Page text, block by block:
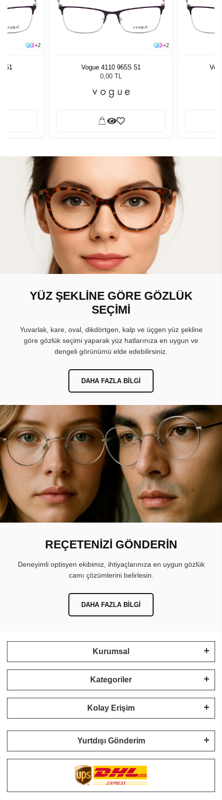
+2
51
+2
Vogue 4110 965S 51
0,00 TL
YÜZ ŞEKLİNE GÖRE GÖZLÜK
SEÇİMİ
Yuvarlak, kare, oval, dikdörtgen, kalp ve üçgen yüz şekline
göre gözlük seçimi yaparak yüz hatlarınıza en uygun ve
dengeli görünümü elde edebilirsiniz.
DAHA FAZLA BILGI
REÇETENİZİ GÖNDERİN
Deneyimli optisyen ekibimiz, ihtiyaçlarınıza en uygun gözlük
camı çözümlerini belirlesin.
DAHA FAZLA BILGI
Kurumsal
Kategoriler
Kolay Erişim
Yurtdışı Gönderim